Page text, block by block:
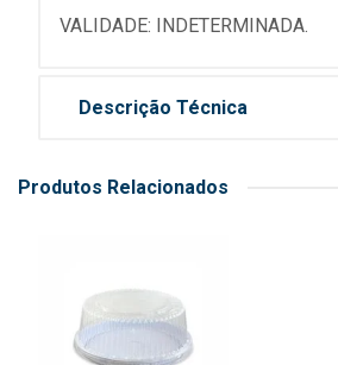
VALIDADE: INDETERMINADA.
Descrição Técnica
Produtos Relacionados